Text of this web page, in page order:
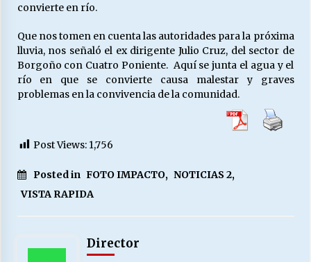
MUNICIPALIDADES, HONORARIOS, DESPIDOS
28/05/2026
Releyendo la Rerum Novarum a 135 años. “La
cuestión social hoy”.
¿Asesores con doble sueldo?
convierte en río.
Que nos tomen en cuenta las autoridades para la próxima
lluvia, nos señaló el ex dirigente Julio Cruz, del sector de
Borgoño con Cuatro Poniente. Aquí se junta el agua y el
río en que se convierte causa malestar y graves
problemas en la convivencia de la comunidad.
Post Views: 1,756
Posted in FOTO IMPACTO, NOTICIAS 2,
VISTA RAPIDA
Director